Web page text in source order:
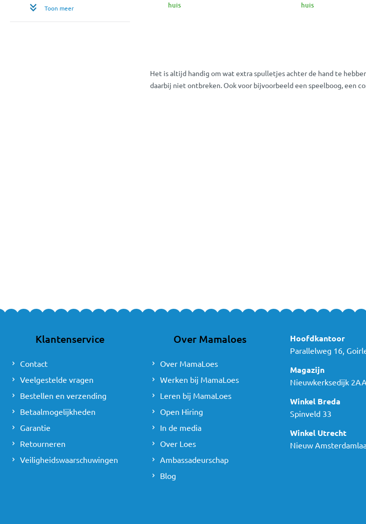
Toon meer
huis
huis
Het is altijd handig om wat extra spulletjes achter de hand te
daarbij niet ontbreken. Ook voor bijvoorbeeld een speelboog, een
Ga je op vakantie? Dan ben je er vaak niet met een campingbedje
Klantenservice
Contact
Veelgestelde vragen
Bestellen en verzending
Betaalmogelijkheden
Garantie
Retourneren
Veiligheidswaarschuwingen
Over Mamaloes
Over MamaLoes
Werken bij MamaLoes
Leren bij MamaLoes
Open Hiring
In de media
Over Loes
Ambassadeurschap
Blog
Hoofdkantoor
Parallelweg 16,
Magazijn
Nieuwkerksedijk
Winkel Breda
Spinveld 33
Winkel Utrecht
Nieuw